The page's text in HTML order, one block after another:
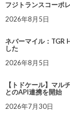
フジトランスコーポ
2026年8月5日
ネバーマイル：TGR
した
2026年8月5日
【トドケール】マ
とのAPI連携を開始
2026年7月30日